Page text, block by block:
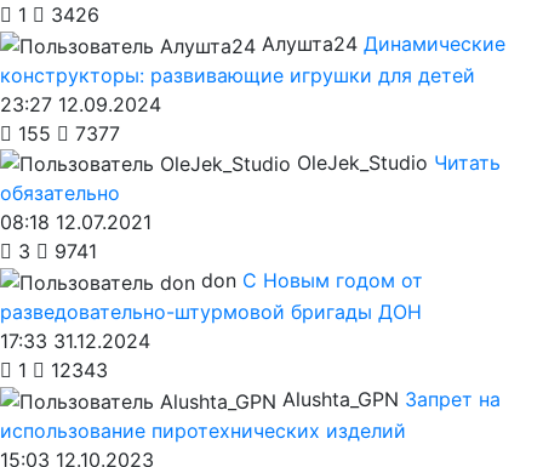
1
3426
Алушта24 Динамические
конструкторы: развивающие игрушки для детей
23:27 12.09.2024
155
7377
OleJek_Studio Читать
обязательно
08:18 12.07.2021
3
9741
don С Новым годом от
разведовательно-штурмовой бригады ДОН
17:33 31.12.2024
1
12343
Alushta_GPN Запрет на
использование пиротехнических изделий
15:03 12.10.2023